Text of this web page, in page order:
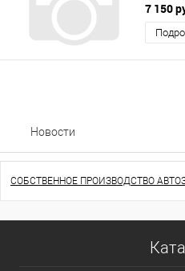
7 150
Новости
СОБСТВЕННОЕ ПРОИЗВОДСТВО